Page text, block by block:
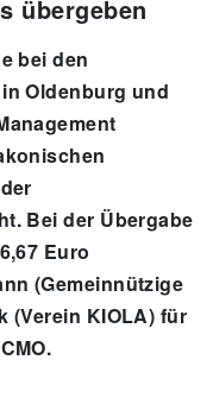
übergeben
bei den
Oldenburg und
Bei der Übergabe
Euro
(Gemeinnützige
(Verein KIOLA) für